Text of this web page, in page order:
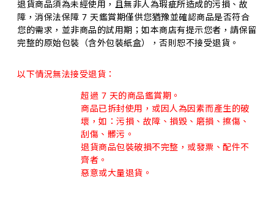
退貨商品須為未經使用，且無非人為瑕疵所造成的污損、故
障，消保法保障 7 天鑑賞期僅供您猶豫並確認商品是否符合
您的需求，並非商品的試用期；如本商店有提示您者，請保留
完整的原始包裝（含外包裝紙盒），否則恕不接受退貨。
以下情況無法接受退貨：
超過 7 天的商品鑑賞期。
商品已拆封使用，或因人為因素而產生的破
壞，如：污損、故障、損毀、磨損、擦傷、
刮傷、髒污。
退貨商品包裝破損不完整，或發票、配件不
齊者。
惡意或大量退貨。